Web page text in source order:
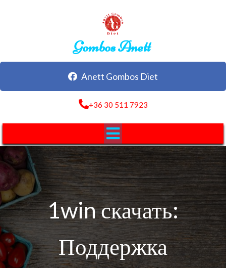
Gombos Anett
Anett Gombos Diet
+36 30 511 7923
1win скачать:
Поддержка